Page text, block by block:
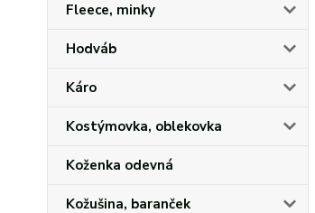
Fleece, minky
Hodváb
Káro
Kostýmovka, oblekovka
Koženka odevná
Kožušina, baranček